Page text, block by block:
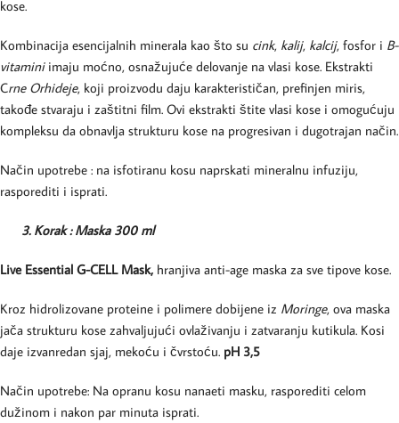
kose.
Kombinacija esencijalnih minerala kao što su cink, kalij, kalcij, fosfor i B-
vitaminiimaju moćno, osnažujuće delovanje na vlasi kose. Ekstrakti
Crne Orhideje, koji proizvodu daju karakterističan, prefinjen miris,
takođe stvaraju i zaštitni film. Ovi ekstrakti štite vlasi kose i omogućuju
kompleksu da obnavlja strukturu kose na progresivan i dugotrajan način.
Način upotrebe : na isfotiranu kosu naprskati mineralnu infuziju,
rasporediti i isprati.
3. Korak : Maska 300 ml
Live Essential G-CELL Mask, hranjiva anti-age maska za sve tipove kose.
Kroz hidrolizovane proteine ​​i polimere dobijene iz Moringe, ova maska
jača strukturu kose zahvaljujući ovlaživanju i zatvaranju kutikula. Kosi
daje izvanredan sjaj, mekoću i čvrstoću. pH 3,5
Način upotrebe: Na opranu kosu nanaeti masku, rasporediti celom
dužinom i nakon par minuta isprati.